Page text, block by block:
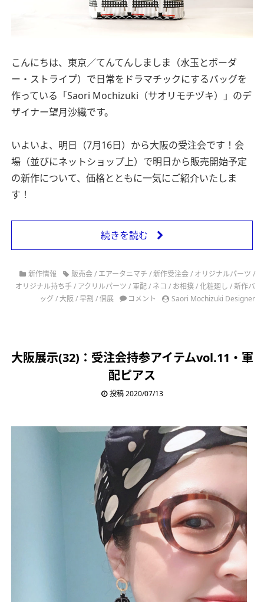
こんにちは、東京／てんてんしましま（水玉とボーダ
ー・ストライプ）で日常をドラマチックにするバッグを
作っている「Saori Mochizuki（サオリモチヅキ）」のデ
ザイナー望月沙織です。
いよいよ、明日（7月16日）から大阪の受注会です！会
場（並びにネットショップ上）で明日から販売開始予定
の新作について、価格とともに一気にご紹介いたしま
す！
続きを読む
新作情報 販売会/ エアータニマチ /新作受注会/ オリジナルパーツ /
オリジナル持ち手/ アクリルパーツ / 軍配/ ネコ / お相撲/化粧廻し /新作バ
ッグ/大阪/早割 /個展 コメント Saori Mochizuki Designer
大阪展示(32)：受注会持参アイテムvol.11・軍
配ピアス
投稿 2020/07/13